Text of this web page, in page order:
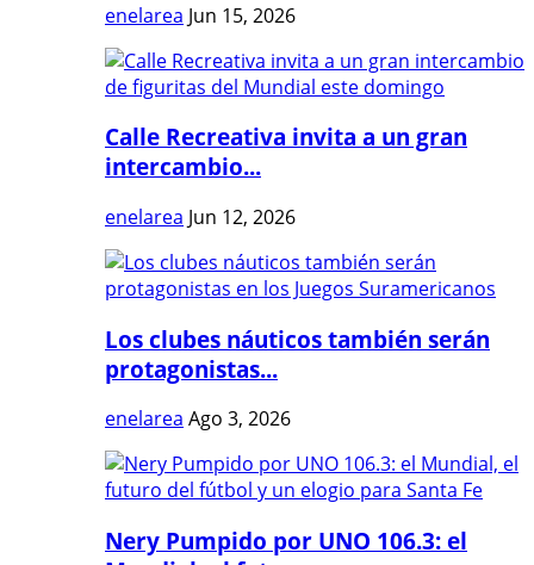
enelarea Jun 15, 2026
Calle Recreativa invita a un gran
intercambio...
enelarea Jun 12, 2026
Los clubes náuticos también serán
protagonistas...
enelarea Ago 3, 2026
Nery Pumpido por UNO 106.3: el